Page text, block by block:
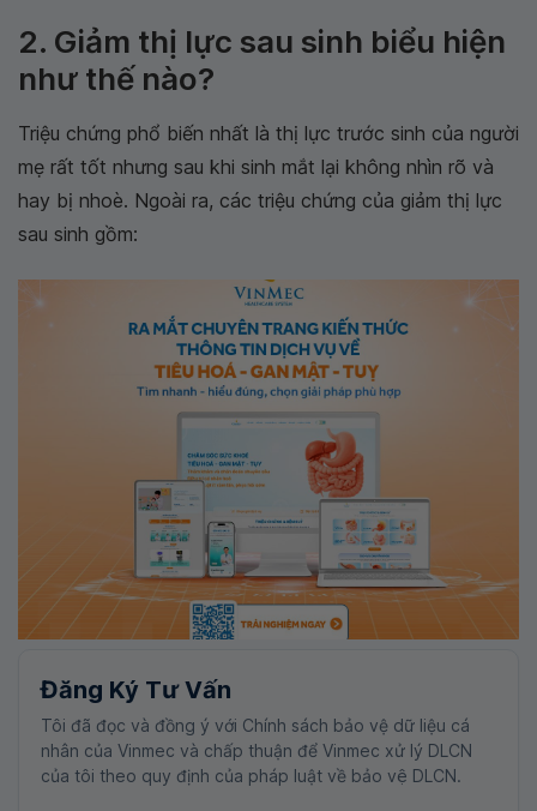
2. Giảm thị lực sau sinh biểu hiện
như thế nào?
Triệu chứng phổ biến nhất là thị lực trước sinh của người
mẹ rất tốt nhưng sau khi sinh mắt lại không nhìn rõ và
hay bị nhoè. Ngoài ra, các triệu chứng của giảm thị lực
sau sinh gồm:
Đăng Ký Tư Vấn
Tôi đã đọc và đồng ý với Chính sách bảo vệ dữ liệu cá
nhân của Vinmec và chấp thuận để Vinmec xử lý DLCN
của tôi theo quy định của pháp luật về bảo vệ DLCN.